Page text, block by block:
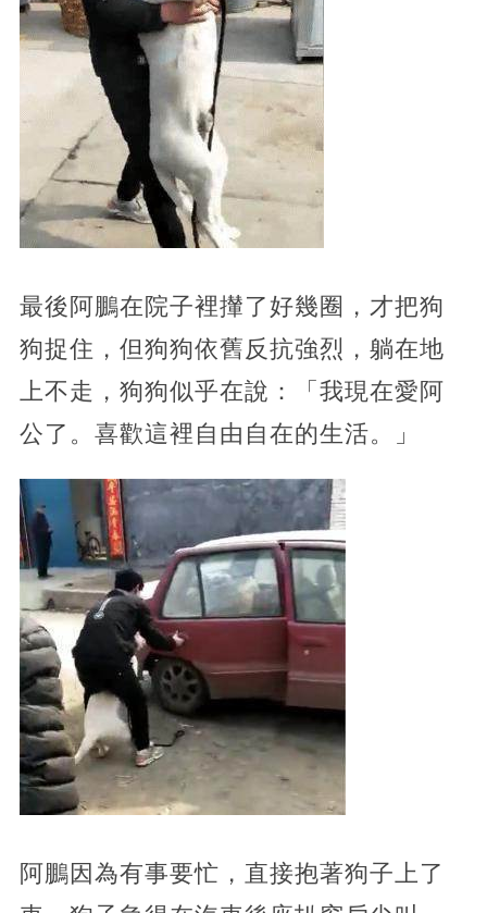
最後阿鵬在院子裡攆了好幾圈，才把狗
狗捉住，但狗狗依舊反抗強烈，躺在地
上不走，狗狗似乎在說：「我現在愛阿
公了。喜歡這裡自由自在的生活。」
阿鵬因為有事要忙，直接抱著狗子上了